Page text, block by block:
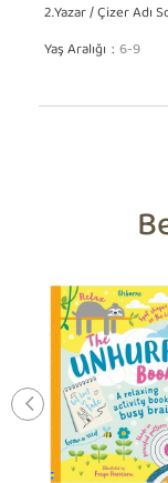
2.Yazar / Çizer Adı
Yaş Aralığı 6-9